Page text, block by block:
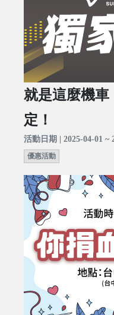
就是這麼機車
定！
活動日期 | 2025-04-01 ~
優惠活動